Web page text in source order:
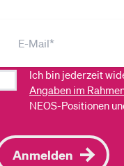
Ich bin jederzeit
Angaben im
NEOS-Positionen
Anmelden